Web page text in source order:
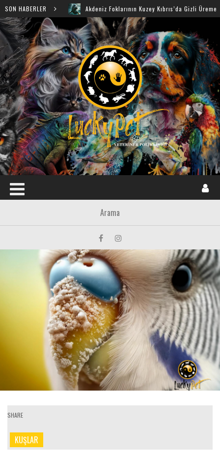
SON HABERLER Akdeniz Foklarının Kuzey Kıbrıs’da Gizli Üreme
SHARE
KUŞLAR